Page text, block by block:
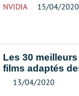
NVIDIA 15/04/2020
Les 30
films adaptés
13/04/2020